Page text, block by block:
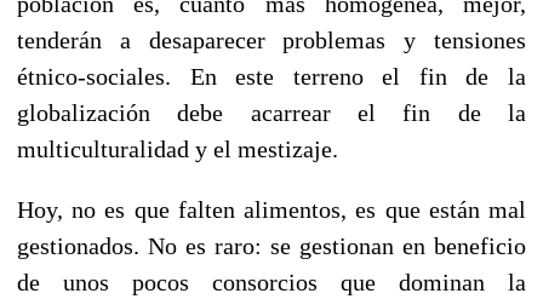
tenderán a desaparecer problemas y tensiones
étnico-sociales. En este terreno el fin de la
globalización debe acarrear el fin de la
multiculturalidad y el mestizaje.
Hoy, no es que falten alimentos, es que están mal
gestionados. No es raro: se gestionan en beneficio
de unos pocos consorcios que dominan la